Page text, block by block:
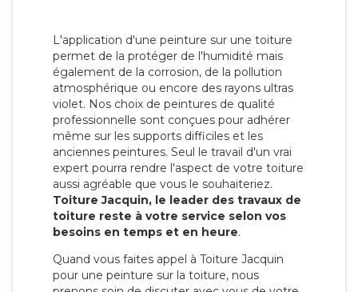
L'application d'une peinture sur une toiture
permet de la protéger de l'humidité mais
également de la corrosion, de la pollution
atmosphérique ou encore des rayons ultras
violet. Nos choix de peintures de qualité
professionnelle sont conçues pour adhérer
même sur les supports difficiles et les
anciennes peintures. Seul le travail d'un vrai
expert pourra rendre l'aspect de votre toiture
aussi agréable que vous le souhaiteriez.
Toiture Jacquin, le leader des travaux de
toiture reste à votre service selon vos
besoins en temps et en heure.
Quand vous faites appel à Toiture Jacquin
pour une peinture sur la toiture, nous